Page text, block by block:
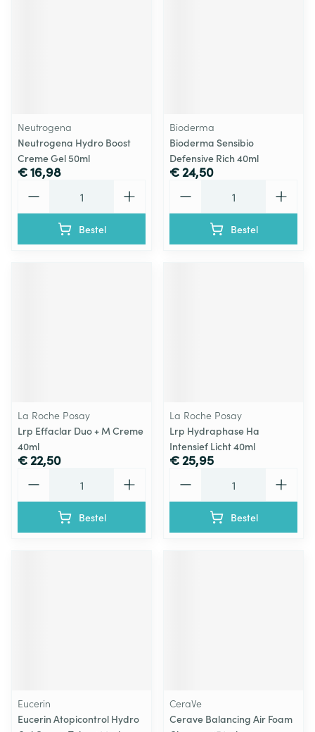
Neutrogena
Neutrogena Hydro Boost
Creme Gel 50ml
€ 16,98
Bestel
Bioderma
Bioderma Sensibio
Defensive Rich 40ml
€ 24,50
Bestel
La Roche Posay
Lrp Effaclar Duo + M Creme
40ml
€ 22,50
Bestel
La Roche Posay
Lrp Hydraphase Ha
Intensief Licht 40ml
€ 25,95
Bestel
Eucerin
Eucerin Atopicontrol Hydro
CeraVe
Cerave Balancing Air Foam